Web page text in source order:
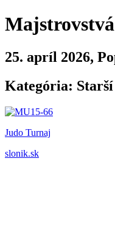
25. apríl 2026,
Kategória:
Judo Turnaj
slonik.sk